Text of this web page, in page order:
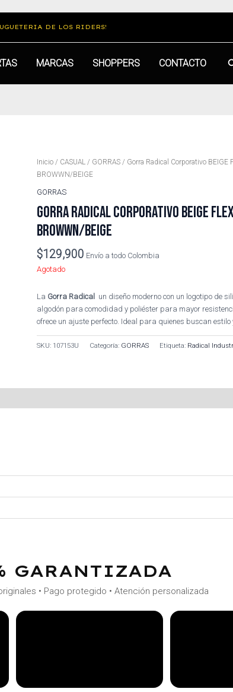
DE LOS RIDERS!
MARCAS SHOPPERS CONTACTO
Inicio / CASUAL / GORRAS / Gorra Radical Corporativo BEIGE
BROWWN/BEIGE
GORRAS
GORRA RADICAL CORPORATIVO BEIGE
BROWWN/BEIGE
$129,900 Envío a todo Colombia
Agotado
La Gorra Radical
un diseño moderno con un logotipo de
algodón para comodidad y poliéster para mayor
ofrece un ajuste perfecto. Ideal para quienes buscan
SKU: 107153U Categoría: GORRAS Etiqueta: Radical
GARANTIZADA
• Pago protegido • Atención personalizada